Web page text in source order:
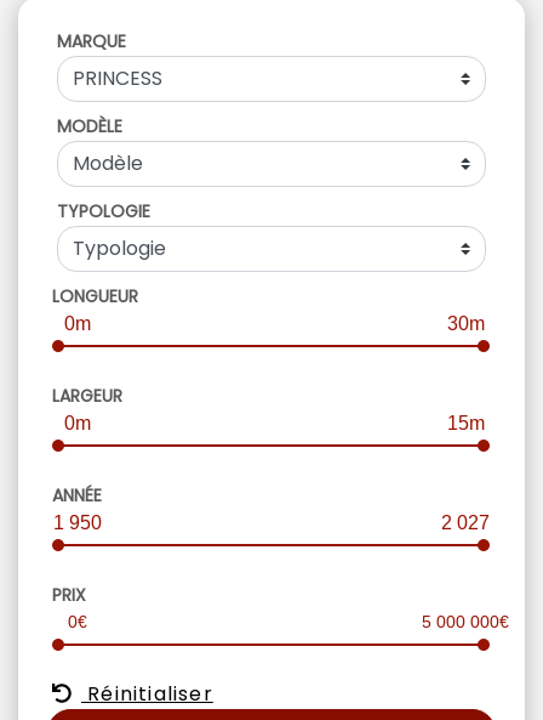
MARQUE
MODÈLE
TYPOLOGIE
LONGUEUR
0m 30m
LARGEUR
0m 15m
ANNÉE
1 950 2 027
PRIX
0€ 5 000 000€
Réinitialiser